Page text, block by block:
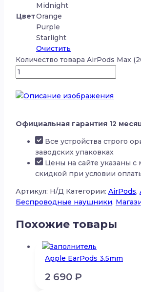
Цвет
Midnight
Orange
Purple
Starlight
Очистить
Количество товара AirPods Max
Официальная гарантия 12
Все устройства строго
заводских упаковках
Цены на сайте указаны с
скидкой при условии
Артикул: Н/Д Категории: AirPods,
Беспроводные наушники,
Похожие товары
Apple EarPods 3.5mm
2 690 ₽